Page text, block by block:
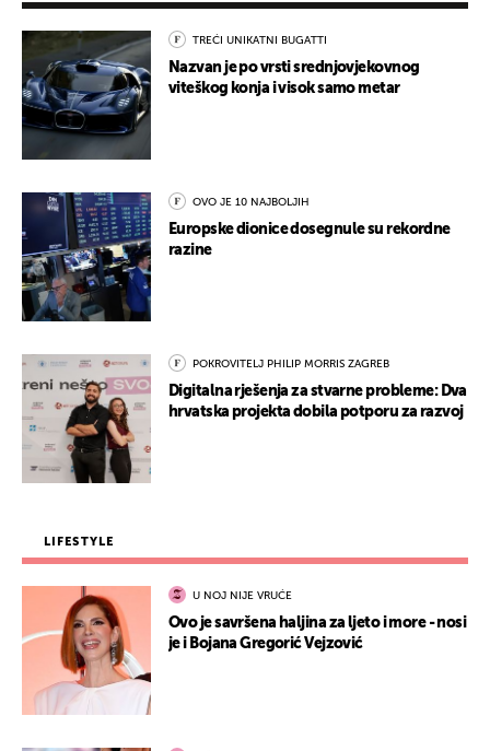
TREĆI UNIKATNI BUGATTI
Nazvan je po vrsti srednjovjekovnog
viteškog konja i visok samo metar
OVO JE 10 NAJBOLJIH
Europske dionice dosegnule su rekordne
razine
POKROVITELJ PHILIP MORRIS ZAGREB
Digitalna rješenja za stvarne probleme: Dva
hrvatska projekta dobila potporu za razvoj
LIFESTYLE
U NOJ NIJE VRUĆE
Ovo je savršena haljina za ljeto i more - nosi
je i Bojana Gregorić Vejzović